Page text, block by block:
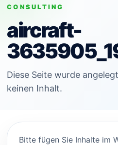
CONSULTING
aircraft-
Diese Seite wurde
keinen Inhalt.
Bitte fügen Sie Inhalte im